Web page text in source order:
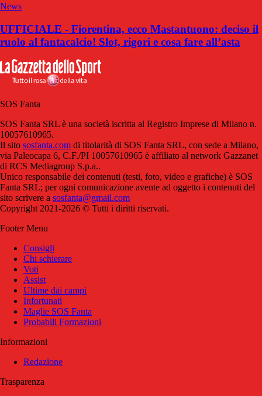
News
UFFICIALE - Fiorentina, ecco Mastantuono: deciso il
ruolo al fantacalcio! Slot, rigori e cosa fare all’asta
SOS Fanta
SOS Fanta SRL è una società iscritta al Registro Imprese di Milano n.
10057610965.
Il sito sosfanta.com di titolarità di SOS Fanta SRL, con sede a Milano,
via Paleocapa 6, C.F./PI 10057610965 è affiliato al network Gazzanet
di RCS Mediagroup S.p.a..
Unico responsabile dei contenuti (testi, foto, video e grafiche) è SOS
Fanta SRL; per ogni comunicazione avente ad oggetto i contenuti del
sito scrivere a sosfanta@gmail.com
Copyright 2021-2026 © Tutti i diritti riservati.
Footer Menu
Consigli
Chi schierare
Voti
Assist
Ultime dai campi
Infortunati
Maglie SOS Fanta
Probabili Formazioni
Informazioni
Redazione
Trasparenza